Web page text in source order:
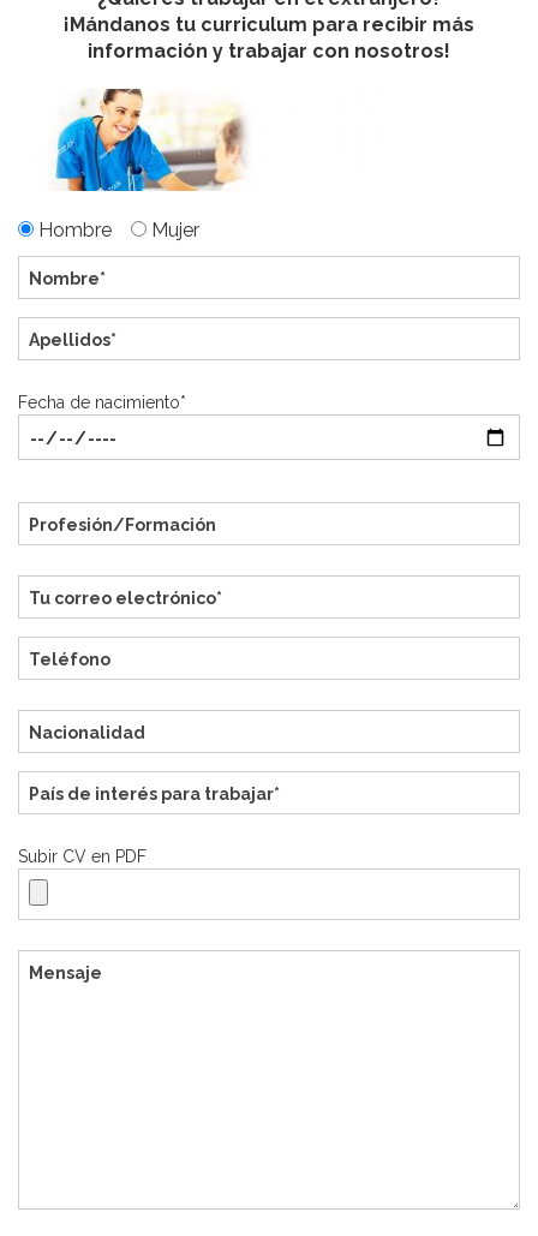
¡Mándanos tu curriculum para recibir más
información y trabajar con nosotros!
Hombre Mujer
Fecha de nacimiento*
Subir CV en PDF